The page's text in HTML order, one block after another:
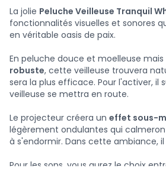
La jolie Peluche Veilleuse Tranquil
fonctionnalités visuelles et sonores
en véritable oasis de paix.
En peluche douce et moelleuse
robuste, cette veilleuse trouvera
sera la plus efficace. Pour l'activer,
veilleuse se mettra en route.
Le projecteur créera un effet sous-
légèrement ondulantes qui
à s'endormir. Dans cette ambiance, il
Pour les sons, vous aurez le choix